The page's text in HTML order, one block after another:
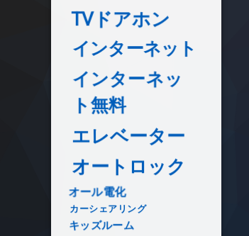
TVドアホン
インターネット
インターネッ
ト無料
エレベーター
オートロック
オール電化
カーシェアリング
キッズルーム